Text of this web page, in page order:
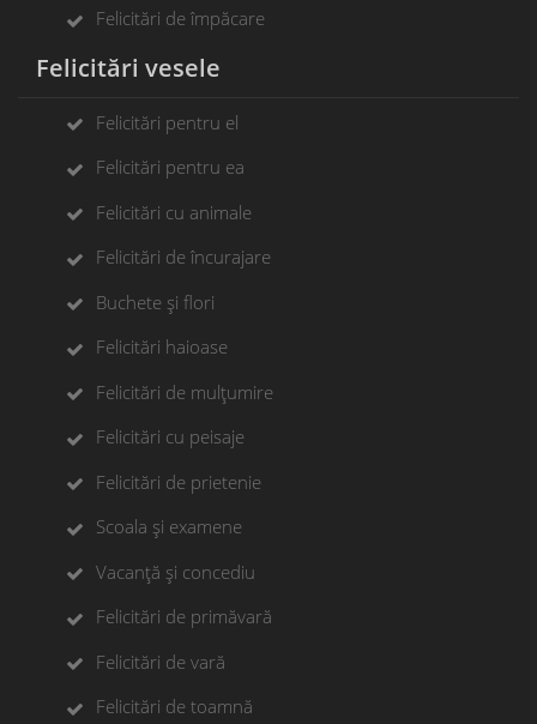
Felicitări de împăcare
Felicitări vesele
Felicitări pentru el
Felicitări pentru ea
Felicitări cu animale
Felicitări de încurajare
Buchete și flori
Felicitări haioase
Felicitări de mulțumire
Felicitări cu peisaje
Felicitări de prietenie
Scoala și examene
Vacanță și concediu
Felicitări de primăvară
Felicitări de vară
Felicitări de toamnă